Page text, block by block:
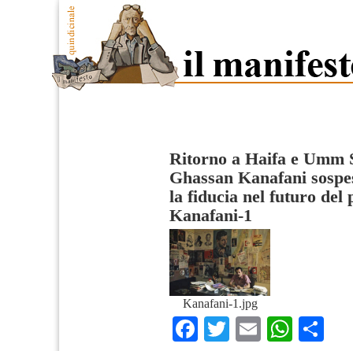
Ritorno a Haifa e Umm
Ghassan Kanafani
la fiducia nel futuro del
Kanafani-1
Kanafani-1.jpg
Facebook
TwitterEmail